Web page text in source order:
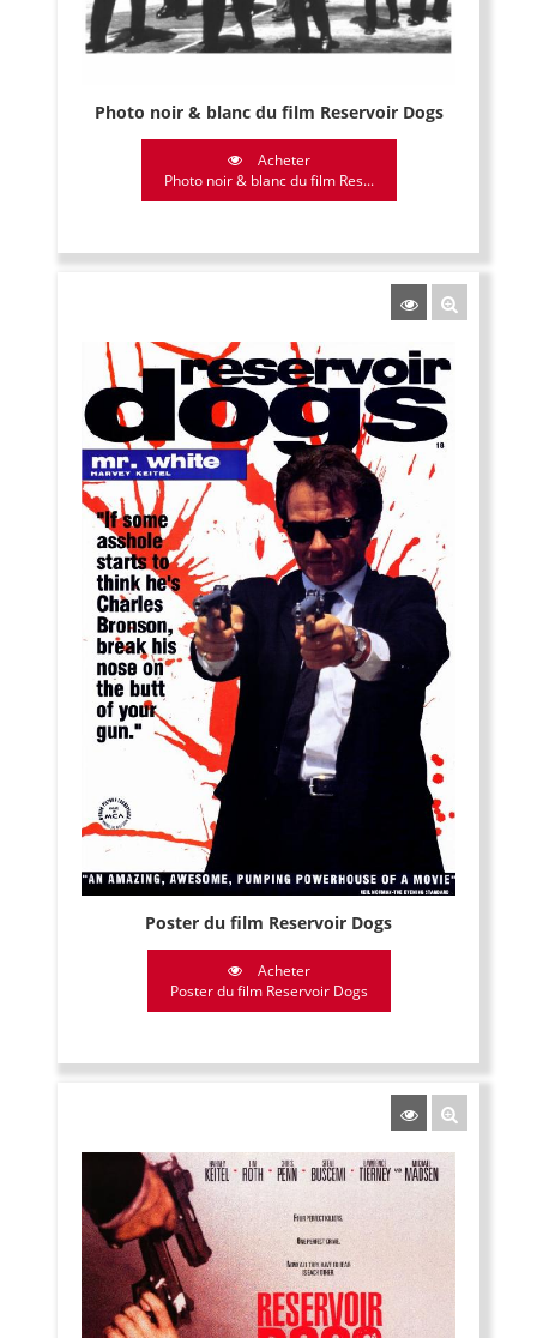
Photo noir & blanc du film Reservoir Dogs
Acheter
Photo noir & blanc du film Res...
Poster du film Reservoir Dogs
Acheter
Poster du film Reservoir Dogs